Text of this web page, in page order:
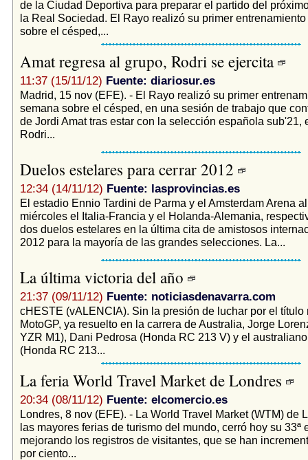
de la Ciudad Deportiva para preparar el partido del
la Real Sociedad. El Rayo realizó su primer
sobre el césped,...
Amat regresa al grupo, Rodri se ejercita
11:37 (15/11/12) Fuente: diariosur.es
Madrid, 15 nov (EFE). - El Rayo realizó su primer
semana sobre el césped, en una sesión de trabajo que
de Jordi Amat tras estar con la selección española sub'21,
Rodri...
Duelos estelares para cerrar 2012
12:34 (14/11/12) Fuente: lasprovincias.es
El estadio Ennio Tardini de Parma y el Amsterdam Arena
miércoles el Italia-Francia y el Holanda-Alemania,
dos duelos estelares en la última cita de amistosos
2012 para la mayoría de las grandes selecciones. La...
La última victoria del año
21:37 (09/11/12) Fuente: noticiasdenavarra.com
cHESTE (vALENCIA). Sin la presión de luchar por el título
MotoGP, ya resuelto en la carrera de Australia, Jorge
YZR M1), Dani Pedrosa (Honda RC 213 V) y el
(Honda RC 213...
La feria World Travel Market de Londres
20:34 (08/11/12) Fuente: elcomercio.es
Londres, 8 nov (EFE). - La World Travel Market (WTM) de
las mayores ferias de turismo del mundo, cerró hoy su 33ª
mejorando los registros de visitantes, que se han
por ciento...